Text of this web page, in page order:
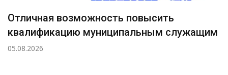
Отличная возможность повысить
квалификацию муниципальным служащим
05.08.2026